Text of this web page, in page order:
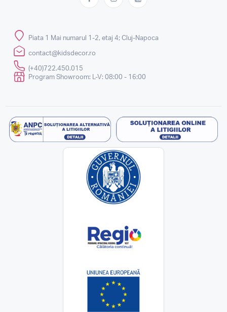
Piata 1 Mai numarul 1-2, etaj 4; Cluj-Napoca
contact@kidsdecor.ro
(+40)722.450.015
Program Showroom: L-V: 08:00 - 16:00